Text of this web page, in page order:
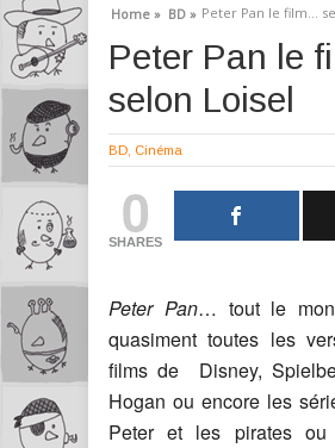
Home » BD » Peter Pan le film…
Peter Pan le
selon Loisel
BD Cinéma
0
SHARES
Peter Pan… tout le
quasiment toutes les
films de Disney,
Hogan ou encore les
Peter et les pirates ou